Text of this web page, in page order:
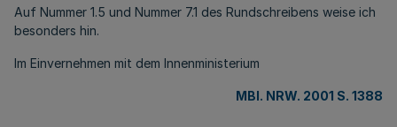
Auf Nummer 1.5 und Nummer 7.1 des Rundschreibens weise ich
besonders hin.
Im Einvernehmen mit dem Innenministerium
MBl. NRW. 2001 S. 1388